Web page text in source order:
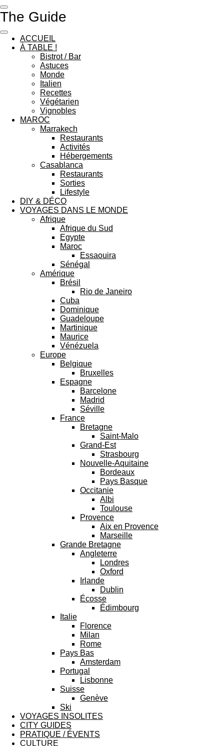
Passer
au
principal
The Guide
ACCUEIL
À TABLE !
Bistrot / Bar
Astuces
Monde
Italien
Recettes
Végétarien
Vignobles
MAROC
Marrakech
Restaurants
Activités
Hébergements
Casablanca
Restaurants
Sorties
Lifestyle
DIY & DÉCO
VOYAGES DANS LE MONDE
Afrique
Afrique du Sud
Egypte
Maroc
Essaouira
Sénégal
Amérique
Brésil
Rio de Janeiro
Cuba
Dominique
Guadeloupe
Martinique
Maurice
Vénézuela
Europe
Belgique
Bruxelles
Espagne
Barcelone
Madrid
Séville
France
Bretagne
Saint-Malo
Grand-Est
Strasbourg
Nouvelle-Aquitaine
Bordeaux
Pays Basque
Occitanie
Albi
Toulouse
Provence
Aix en Provence
Marseille
Grande Bretagne
Angleterre
Londres
Oxford
Irlande
Dublin
Écosse
Édimbourg
Italie
Florence
Milan
Rome
Pays Bas
Amsterdam
Portugal
Lisbonne
Suisse
Genève
Ski
VOYAGES INSOLITES
CITY GUIDES
PRATIQUE / ÉVENTS
CULTURE